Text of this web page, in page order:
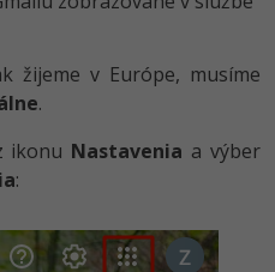
žijeme v Európe, musíme
.
ikonu Nastavenia a výber
: